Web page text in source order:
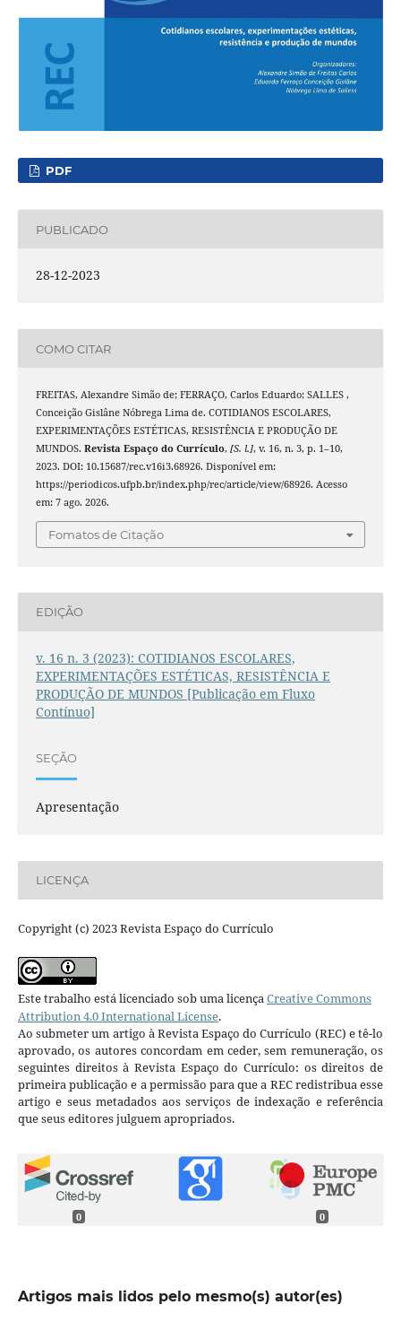
PDF
PUBLICADO
28-12-2023
COMO CITAR
FREITAS, Alexandre Simão de; FERRAÇO, Carlos Eduardo; SALLES ,
Conceição Gislâne Nóbrega Lima de. COTIDIANOS ESCOLARES,
EXPERIMENTAÇÕES ESTÉTICAS, RESISTÊNCIA E PRODUÇÃO DE
MUNDOS. Revista Espaço do Currículo, [S. l.], v. 16, n. 3, p. 1–10,
2023. DOI: 10.15687/rec.v16i3.68926. Disponível em:
https://periodicos.ufpb.br/index.php/rec/article/view/68926. Acesso
em: 7 ago. 2026.
Fomatos de Citação
EDIÇÃO
v. 16 n. 3 (2023): COTIDIANOS ESCOLARES,
EXPERIMENTAÇÕES ESTÉTICAS, RESISTÊNCIA E
PRODUÇÃO DE MUNDOS [Publicação em Fluxo
Contínuo]
SEÇÃO
Apresentação
LICENÇA
Copyright (c) 2023 Revista Espaço do Currículo
Este trabalho está licenciado sob uma licençaCreative Commons
Attribution 4.0 International License.
Ao submeter um artigo à Revista Espaço do Currículo (REC) e tê-lo
aprovado, os autores concordam em ceder, sem remuneração, os
seguintes direitos à Revista Espaço do Currículo: os direitos de
primeira publicação e a permissão para que a REC redistribua esse
artigo e seus metadados aos serviços de indexação e referência
que seus editores julguem apropriados.
0 0
Artigos mais lidos pelo mesmo(s) autor(es)